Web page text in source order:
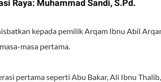
Raya: Muhammad Sandi, S.Pd.
kepada pemilik Arqam Ibnu Abil
masa pertama.
pertama seperti Abu Bakar, Ali Ibnu